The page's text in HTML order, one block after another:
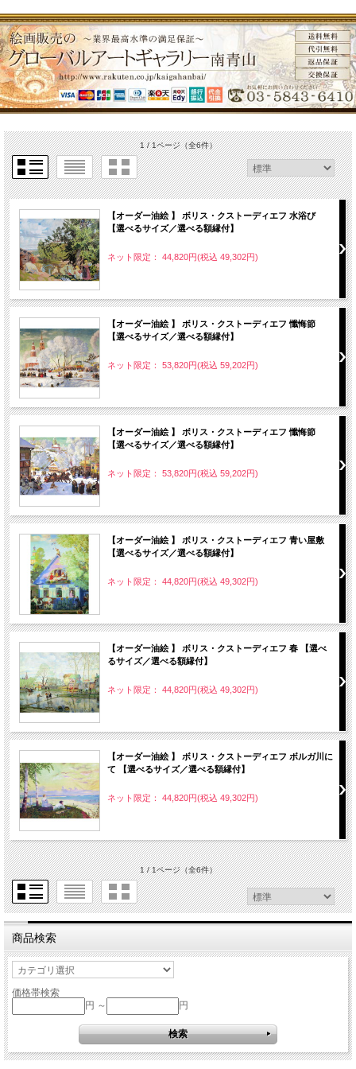
1 / 1ページ（全6件）
【オーダー油絵 】 ボリス・クストーディエフ 水浴び
【選べるサイズ／選べる額縁付】
ネット限定： 44,820円(税込 49,302円)
【オーダー油絵 】 ボリス・クストーディエフ 懺悔節
【選べるサイズ／選べる額縁付】
ネット限定： 53,820円(税込 59,202円)
【オーダー油絵 】 ボリス・クストーディエフ 懺悔節
【選べるサイズ／選べる額縁付】
ネット限定： 53,820円(税込 59,202円)
【オーダー油絵 】 ボリス・クストーディエフ 青い屋敷
【選べるサイズ／選べる額縁付】
ネット限定： 44,820円(税込 49,302円)
【オーダー油絵 】 ボリス・クストーディエフ 春 【選べ
るサイズ／選べる額縁付】
ネット限定： 44,820円(税込 49,302円)
【オーダー油絵 】 ボリス・クストーディエフ ボルガ川に
て 【選べるサイズ／選べる額縁付】
ネット限定： 44,820円(税込 49,302円)
1 / 1ページ（全6件）
商品検索
価格帯検索
円 ～
円